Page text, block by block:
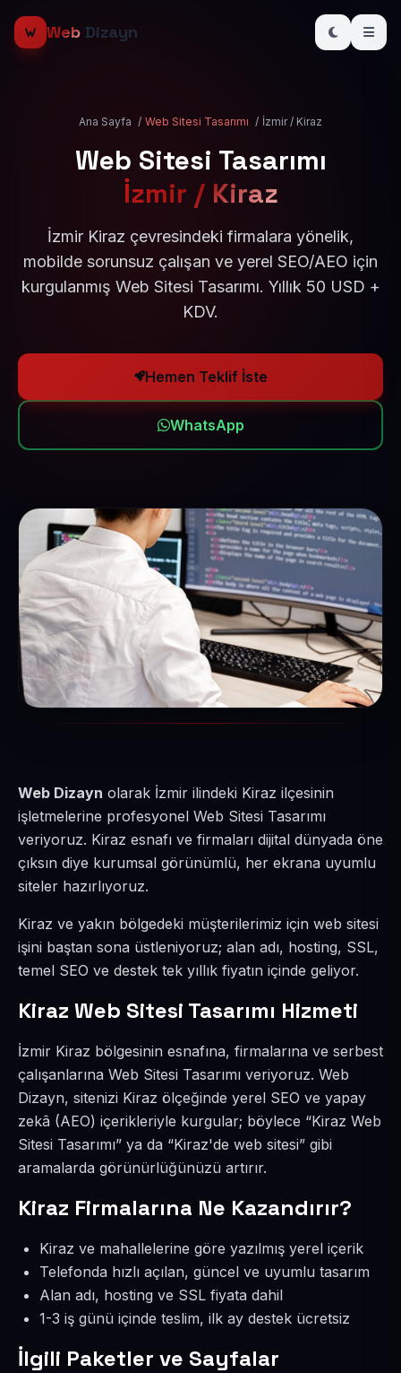
Web Dizayn
Ana Sayfa / Web Sitesi Tasarımı / İzmir / Kiraz
Web Sitesi Tasarımı
İzmir / Kiraz
İzmir Kiraz çevresindeki firmalara yönelik,
mobilde sorunsuz çalışan ve yerel SEO/AEO için
kurgulanmış Web Sitesi Tasarımı. Yıllık 50 USD +
KDV.
Hemen Teklif İste
WhatsApp
Web Dizayn olarak İzmir ilindeki Kiraz ilçesinin
işletmelerine profesyonel Web Sitesi Tasarımı
veriyoruz. Kiraz esnafı ve firmaları dijital dünyada öne
çıksın diye kurumsal görünümlü, her ekrana uyumlu
siteler hazırlıyoruz.
Kiraz ve yakın bölgedeki müşterilerimiz için web sitesi
işini baştan sona üstleniyoruz; alan adı, hosting, SSL,
temel SEO ve destek tek yıllık fiyatın içinde geliyor.
Kiraz Web Sitesi Tasarımı Hizmeti
İzmir Kiraz bölgesinin esnafına, firmalarına ve serbest
çalışanlarına Web Sitesi Tasarımı veriyoruz. Web
Dizayn, sitenizi Kiraz ölçeğinde yerel SEO ve yapay
zekâ (AEO) içerikleriyle kurgular; böylece “Kiraz Web
Sitesi Tasarımı” ya da “Kiraz'de web sitesi” gibi
aramalarda görünürlüğünüzü artırır.
Kiraz Firmalarına Ne Kazandırır?
Kiraz ve mahallelerine göre yazılmış yerel içerik
Telefonda hızlı açılan, güncel ve uyumlu tasarım
Alan adı, hosting ve SSL fiyata dahil
1-3 iş günü içinde teslim, ilk ay destek ücretsiz
İlgili Paketler ve Sayfalar